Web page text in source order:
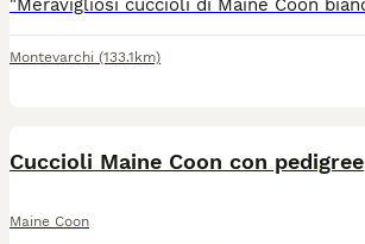
Montevarchi (133.1km)
Cuccioli Maine Coon con pedigree
Maine Coon